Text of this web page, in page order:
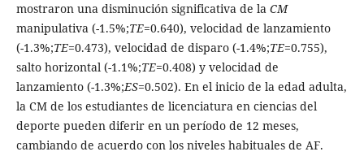
mostraron una disminución significativa de la CM
manipulativa (-1.5%;TE=0.640), velocidad de lanzamiento
(-1.3%;TE=0.473), velocidad de disparo (-1.4%;TE=0.755),
salto horizontal (-1.1%;TE=0.408) y velocidad de
lanzamiento (-1.3%;ES=0.502). En el inicio de la edad adulta,
la CM de los estudiantes de licenciatura en ciencias del
deporte pueden diferir en un período de 12 meses,
cambiando de acuerdo con los niveles habituales de AF.